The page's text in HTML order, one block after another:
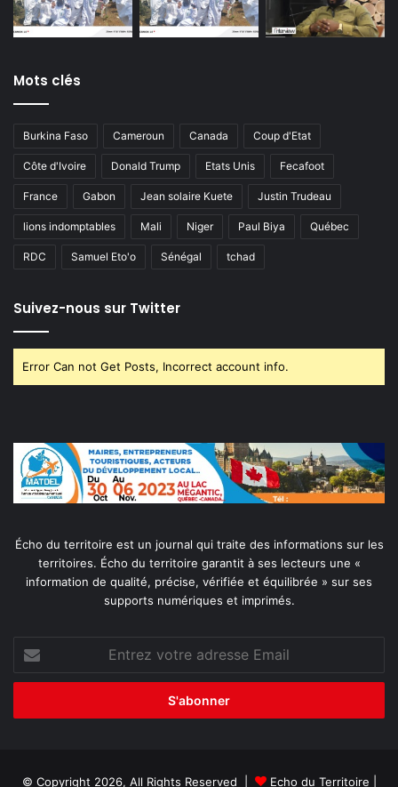
Mots clés
Burkina Faso Cameroun Canada Coup d'Etat
Côte d'Ivoire Donald Trump Etats Unis Fecafoot
France Gabon Jean solaire Kuete Justin Trudeau
lions indomptables Mali Niger Paul Biya Québec
RDC Samuel Eto'o Sénégal tchad
Suivez-nous sur Twitter
Error Can not Get Posts, Incorrect account info.
Écho du territoire est un journal qui traite des informations sur les
territoires. Écho du territoire garantit à ses lecteurs une «
information de qualité, précise, vérifiée et équilibrée » sur ses
supports numériques et imprimés.
Entrez
votre
adresse
© Copyright 2026, All Rights Reserved | Echo du Territoire